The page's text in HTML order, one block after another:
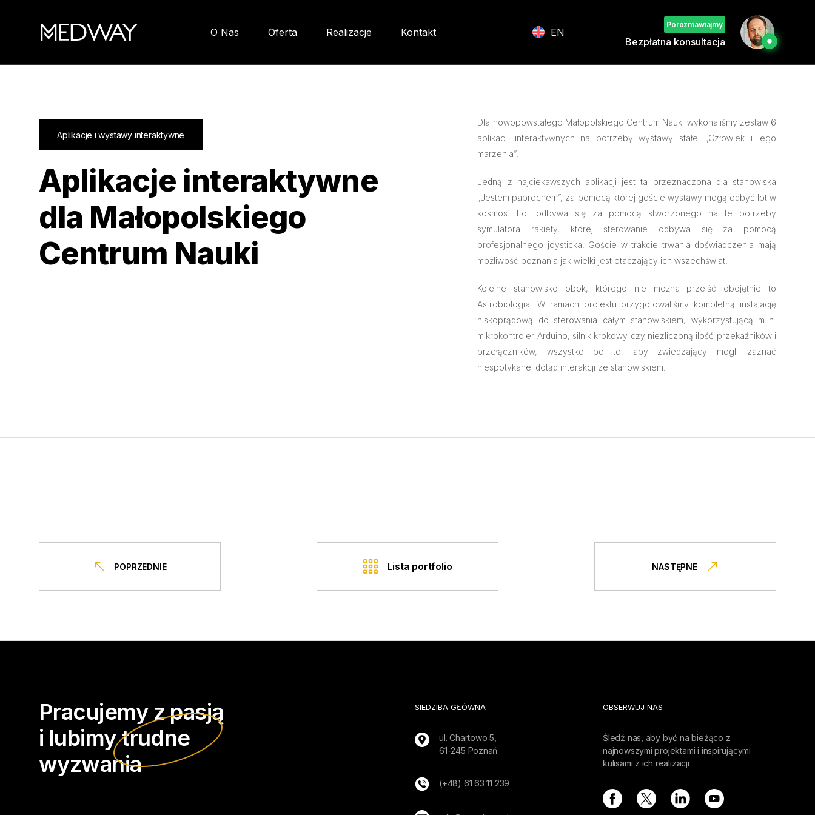
O Nas Oferta Realizacje Kontakt EN
Porozmawiajmy
Bezpłatna konsultacja
Aplikacje i wystawy interaktywne
Aplikacje interaktywne
dla Małopolskiego
Centrum Nauki
Dla nowopowstałego Małopolskiego Centrum Nauki wykonaliśmy zestaw 6
aplikacji interaktywnych na potrzeby wystawy stałej „Człowiek i jego
marzenia”.
Jedną z najciekawszych aplikacji jest ta przeznaczona dla stanowiska
„Jestem paprochem”, za pomocą której goście wystawy mogą odbyć lot w
kosmos. Lot odbywa się za pomocą stworzonego na te potrzeby
symulatora rakiety, której sterowanie odbywa się za pomocą
profesjonalnego joysticka. Goście w trakcie trwania doświadczenia mają
możliwość poznania jak wielki jest otaczający ich wszechświat.
Kolejne stanowisko obok, którego nie można przejść obojętnie to
Astrobiologia. W ramach projektu przygotowaliśmy kompletną instalację
niskoprądową do sterowania całym stanowiskiem, wykorzystującą m.in.
mikrokontroler Arduino, silnik krokowy czy niezliczoną ilość przekaźników i
przełączników, wszystko po to, aby zwiedzający mogli zaznać
niespotykanej dotąd interakcji ze stanowiskiem.
POPRZEDNIE Lista portfolio NASTĘPNE
Pracujemy z pasją
i lubimytrudne
wyzwania
SIEDZIBA GŁÓWNA
ul. Chartowo 5,
61-245 Poznań
(+48) 61 63 11 239
OBSERWUJ NAS
Śledź nas, aby być na bieżąco z
najnowszymi projektami i inspirującymi
kulisami z ich realizacji